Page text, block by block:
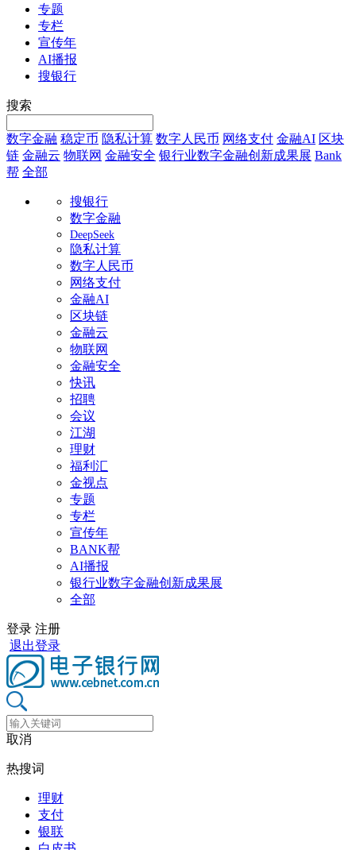
专题
专栏
宣传年
AI播报
搜银行
搜索
数字金融 稳定币 隐私计算 数字人民币 网络支付 金融AI 区块
链 金融云 物联网 金融安全 银行业数字金融创新成果展 Bank
帮 全部
搜银行
数字金融
DeepSeek
隐私计算
数字人民币
网络支付
金融AI
区块链
金融云
物联网
金融安全
快讯
招聘
会议
江湖
理财
福利汇
金视点
专题
专栏
宣传年
BANK帮
AI播报
银行业数字金融创新成果展
全部
登录 注册
退出登录
取消
热搜词
理财
支付
银联